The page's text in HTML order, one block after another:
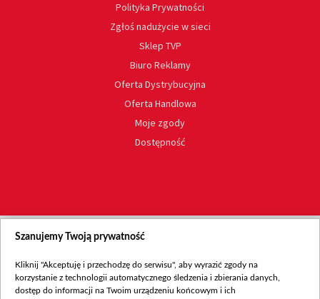
Polityka Prywatności
Zgłoś nadużycie w sieci
Sklep TVP
Biuro Reklamy
Oferta Dystrybucyjna
Oferta Handlowa
Moje zgody
Dostępność
Szanujemy Twoją prywatność
Kliknij "Akceptuję i przechodzę do serwisu", aby wyrazić zgody na
korzystanie z technologii automatycznego śledzenia i zbierania danych,
dostęp do informacji na Twoim urządzeniu końcowym i ich